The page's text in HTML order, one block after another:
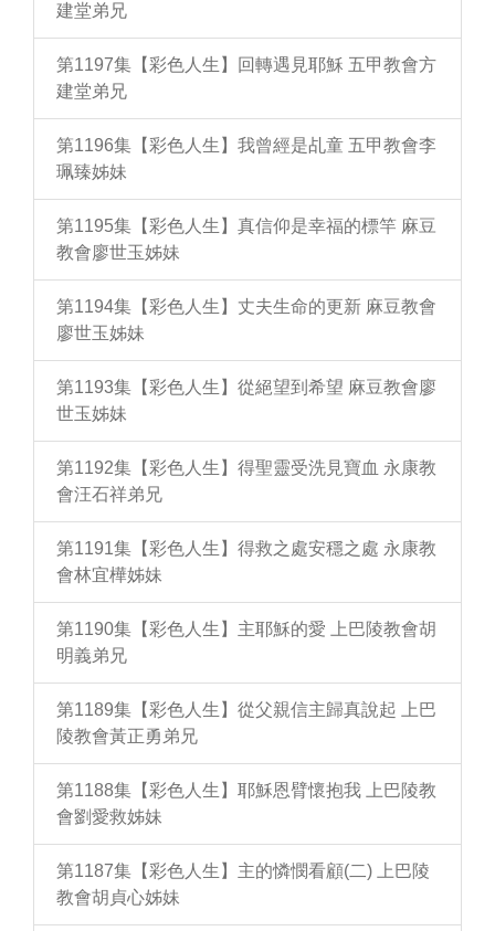
建堂弟兄
第1197集【彩色人生】回轉遇見耶穌 五甲教會方
建堂弟兄
第1196集【彩色人生】我曾經是乩童 五甲教會李
珮臻姊妹
第1195集【彩色人生】真信仰是幸福的標竿 麻豆
教會廖世玉姊妹
第1194集【彩色人生】丈夫生命的更新 麻豆教會
廖世玉姊妹
第1193集【彩色人生】從絕望到希望 麻豆教會廖
世玉姊妹
第1192集【彩色人生】得聖靈受洗見寶血 永康教
會汪石祥弟兄
第1191集【彩色人生】得救之處安穩之處 永康教
會林宜樺姊妹
第1190集【彩色人生】主耶穌的愛 上巴陵教會胡
明義弟兄
第1189集【彩色人生】從父親信主歸真說起 上巴
陵教會黃正勇弟兄
第1188集【彩色人生】耶穌恩臂懷抱我 上巴陵教
會劉愛救姊妹
第1187集【彩色人生】主的憐憫看顧(二) 上巴陵
教會胡貞心姊妹